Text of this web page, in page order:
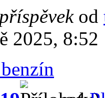
od
2025, 8:52